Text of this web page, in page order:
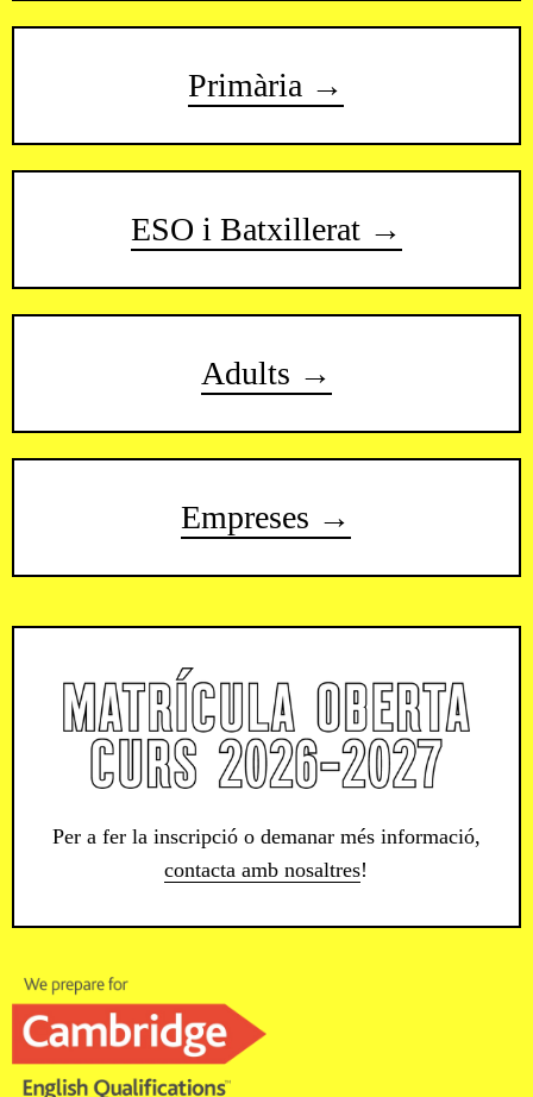
Primària →
ESO i Batxillerat →
Adults →
Empreses →
Per a fer la inscripció o demanar més informació,
contacta amb nosaltres!